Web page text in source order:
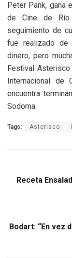
Peter Pank, gana
de Cine de Río
seguimiento de
fue realizado de
dinero, pero
Festival
Internacional de
encuentra
Sodoma.
Tags: Asterisco
Receta
Bodart: “En vez